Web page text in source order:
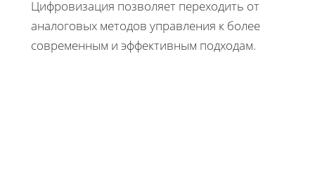
Цифровизация позволяет переходить от
аналоговых методов управления к более
современным и эффективным подходам.